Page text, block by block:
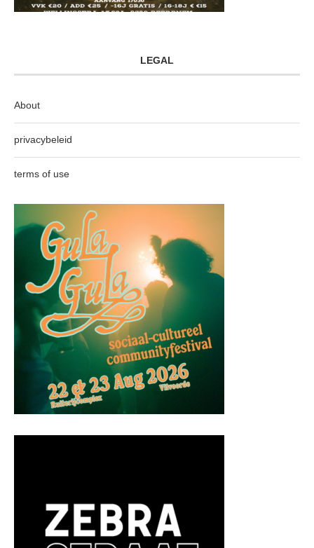
LEGAL
About
privacybeleid
terms of use